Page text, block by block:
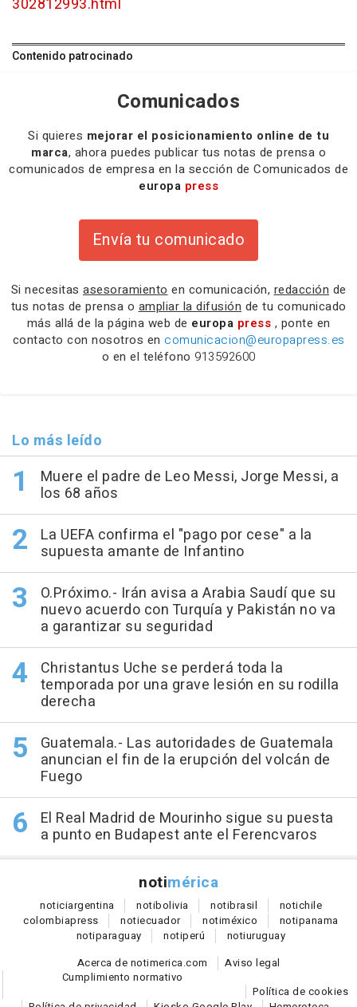
302812993.html
Contenido patrocinado
Comunicados
Si quieres mejorar el posicionamiento online de tu
marca, ahora puedes publicar tus notas de prensa o
comunicados de empresa en la sección de Comunicados de
europa press
Envía tu comunicado
Si necesitas asesoramiento en comunicación, redacción de
tus notas de prensa o ampliar la difusión de tu comunicado
más allá de la página web de europa press , ponte en
contacto con nosotros en comunicacion@europapress.es
o en el teléfono 913592600
Lo más leído
Muere el padre de Leo Messi, Jorge Messi, a
los 68 años
La UEFA confirma el "pago por cese" a la
supuesta amante de Infantino
O.Próximo.- Irán avisa a Arabia Saudí que su
nuevo acuerdo con Turquía y Pakistán no va
a garantizar su seguridad
Christantus Uche se perderá toda la
temporada por una grave lesión en su rodilla
derecha
Guatemala.- Las autoridades de Guatemala
anuncian el fin de la erupción del volcán de
Fuego
El Real Madrid de Mourinho sigue su puesta
a punto en Budapest ante el Ferencvaros
notimérica
noticiargentina notibolivia notibrasil notichile
colombiapress notiecuador notiméxico notipanama
notiparaguay notiperú notiuruguay
Acerca de notimerica.com
Aviso legal
Cumplimiento normativo
Política de cookies